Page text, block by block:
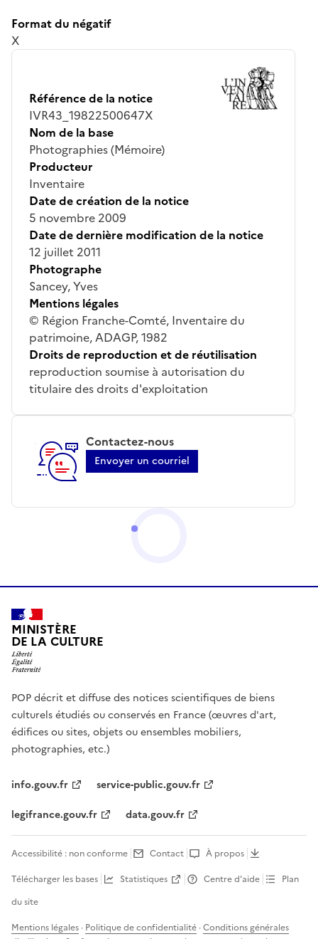
Format du négatif
X
Référence de la notice
IVR43_19822500647X
Nom de la base
Photographies (Mémoire)
Producteur
Inventaire
Date de création de la notice
5 novembre 2009
Date de dernière modification de la notice
12 juillet 2011
Photographe
Sancey, Yves
Mentions légales
© Région Franche-Comté, Inventaire du
patrimoine, ADAGP, 1982
Droits de reproduction et de réutilisation
reproduction soumise à autorisation du
titulaire des droits d'exploitation
Contactez-nous
Envoyer un courriel
MINISTÈRE
DE LA CULTURE
POP décrit et diffuse des notices scientifiques de biens
culturels étudiés ou conservés en France (œuvres d'art,
édifices ou sites, objets ou ensembles mobiliers,
photographies, etc.)
info.gouv.fr
service-public.gouv.fr
legifrance.gouv.fr
data.gouv.fr
Accessibilité : non conforme Contact
À propos
Télécharger les bases
Statistiques Centre d’aide
Plan
du site
Mentions légales · Politique de confidentialité ·Conditions générales